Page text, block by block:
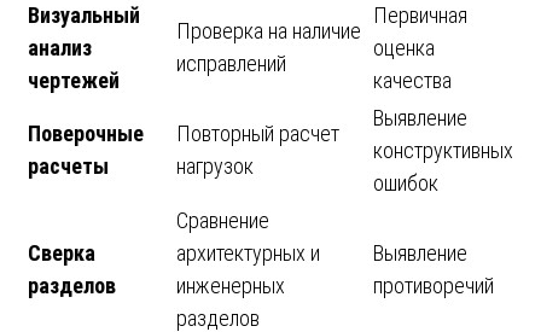
Визуальный
анализ
чертежей
Проверка на наличие
исправлений
Первичная
оценка
качества
Поверочные
расчеты
Повторный расчет
нагрузок
Выявление
конструктивных
ошибок
Сверка
разделов
Сравнение
архитектурных и
инженерных
разделов
Выявление
противоречий